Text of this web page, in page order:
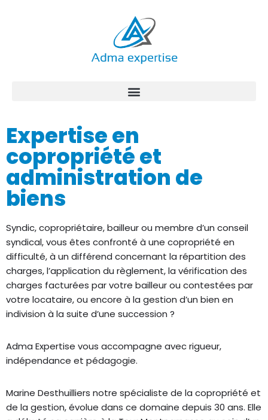
Expertise en
copropriété et
administration de
biens
Syndic, copropriétaire, bailleur ou membre d’un conseil
syndical, vous êtes confronté à une copropriété en
difficulté, à un différend concernant la répartition des
charges, l’application du règlement, la vérification des
charges facturées par votre bailleur ou contestées par
votre locataire, ou encore à la gestion d’un bien en
indivision à la suite d’une succession ?
Adma Expertise vous accompagne avec rigueur,
indépendance et pédagogie.
Marine Desthuilliers notre spécialiste de la copropriété et
de la gestion, évolue dans ce domaine depuis 30 ans. Elle